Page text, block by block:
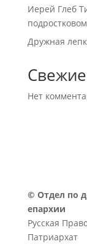
Иерей Глеб
Дружная
Нет
© Отдел по
епархии
Русская
Патриархат